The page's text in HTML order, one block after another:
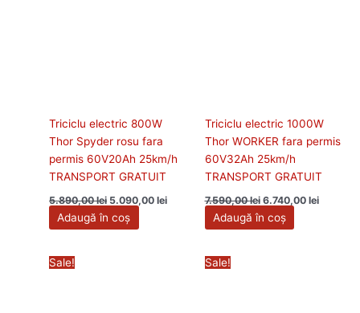
Triciclu electric 800W
Thor Spyder rosu fara
permis 60V20Ah 25km/h
TRANSPORT GRATUIT
5.890,00lei 5.090,00lei
Adaugă în coș
Triciclu electric 1000W
Thor WORKER fara permis
60V32Ah 25km/h
TRANSPORT GRATUIT
7.590,00lei 6.740,00 lei
Adaugă în coș
Sale! Sale!